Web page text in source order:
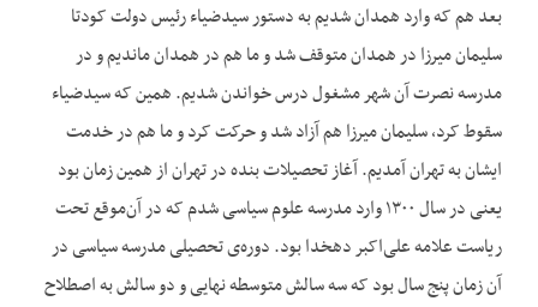
بعد هم که وارد همدان شدیم به دستور سیدضیاء رئیس دولت کودتا
سلیمان میرزا در همدان متوقف شد و ما هم در همدان ماندیم و در
مدرسه نصرت آن شهر مشغول درس خواندن شدیم. همین که سیدضیاء
سقوط کرد، سلیمان میرزا هم آزاد شد و حرکت کرد و ما هم در خدمت
ایشان به تهران آمدیم. آغاز تحصیلات بنده در تهران از همین زمان بود
یعنی در سال ۱۳۰۰ وارد مدرسه علوم سیاسی شدم که در آن‌‌موقع تحت
ریاست علامه علی‌‌اکبر دهخدا بود. دوره‌‌ی تحصیلی مدرسه سیاسی در
آن زمان پنج سال بود که سه سالش متوسطه نهایی و دو سالش به اصطلاح